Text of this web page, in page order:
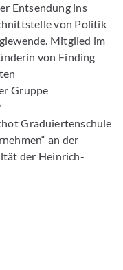
Entsendung ins
von Politik
Mitglied im
von Finding
Gruppe
Graduiertenschule
an der
der Heinrich-